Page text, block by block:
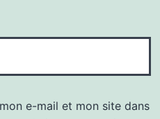
e-mail et mon site dans